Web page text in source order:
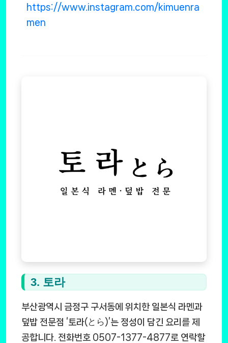
https://www.instagram.com/kimuenra
men
3. 토라
부산광역시 금정구 구서동에 위치한 일본식 라멘과
덮밥 전문점 ‘토라(とら)’는 정성이 담긴 요리를 제
공합니다. 전화번호 0507-1377-4877로 연락할